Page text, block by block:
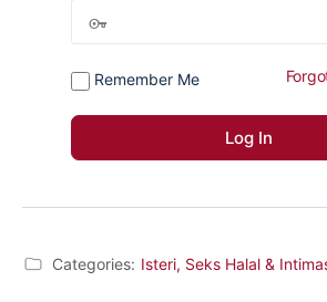
Remember Me
Categories: Isteri, Seks Halal &